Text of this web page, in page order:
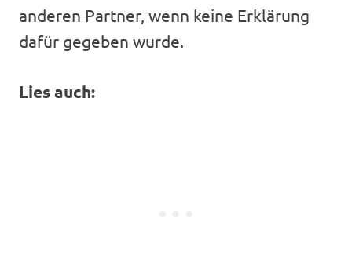
anderen Partner, wenn keine Erklärung
dafür gegeben wurde.
Lies auch: